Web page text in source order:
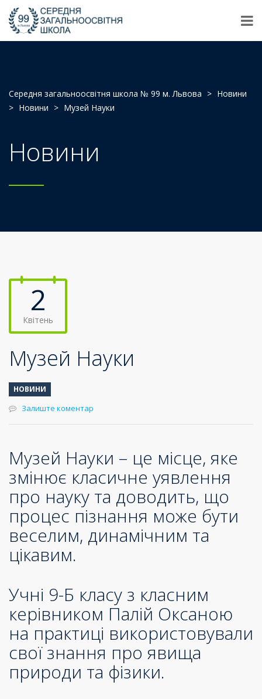
Середня загальноосвітня школа № 99 м. Львова > Новини
> Новини > Музей Науки
Новини
2
Квітень
Музей Науки
НОВИНИ
Залиште коментар
Музей Науки – це місце, яке
змінює класичне уявлення
про науку та доводить, що
процес пізнання може бути
веселим, динамічним та
цікавим.
Учні 9-Б класу з класним
керівником Палій Оксаною
на практиці використовували
свої знання про явища
природи та фізики.